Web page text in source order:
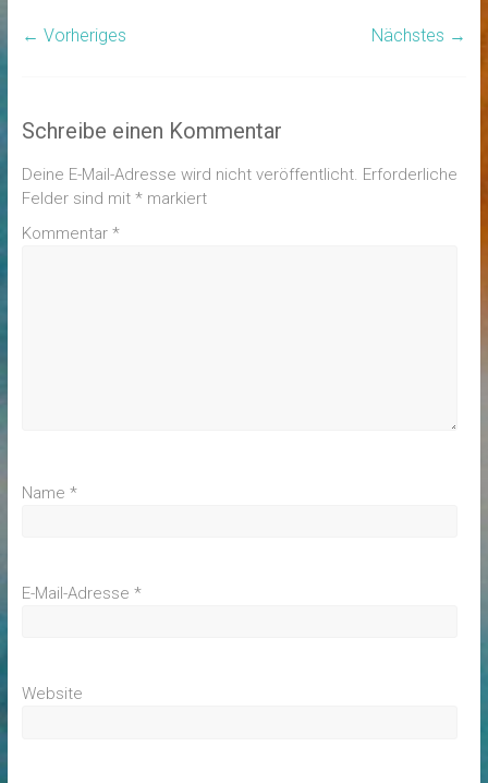
← Vorheriges Nächstes →
Schreibe einen Kommentar
Deine E-Mail-Adresse wird nicht veröffentlicht. Erforderliche
Felder sind mit *markiert
Kommentar *
Name *
E-Mail-Adresse *
Website